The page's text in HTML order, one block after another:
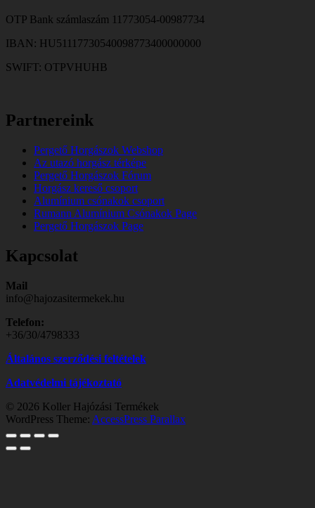
OTP Bank számlaszám 11773054-00987734
IBAN: HU51117730540098773400000000
SWIFT: OTPVHUHB
Partnereink
Pergető Horgászok Webshop
Az utazó horgász térképe
Pergető Horgászok Fórum
Horgász kereső csoport
Alumínium csónakok csoport
Rumann Alumínium Csónakok Page
Pergető Horgászok Page
Kapcsolat
Mail
info@hajozasitermekek.hu
Telefon:
+36/30/4798333
Általános szerződési feltételek
Adatvédelmi tájékoztató
© 2026 Koller Hajózási Termékek
WordPress Theme: AccessPress Parallax